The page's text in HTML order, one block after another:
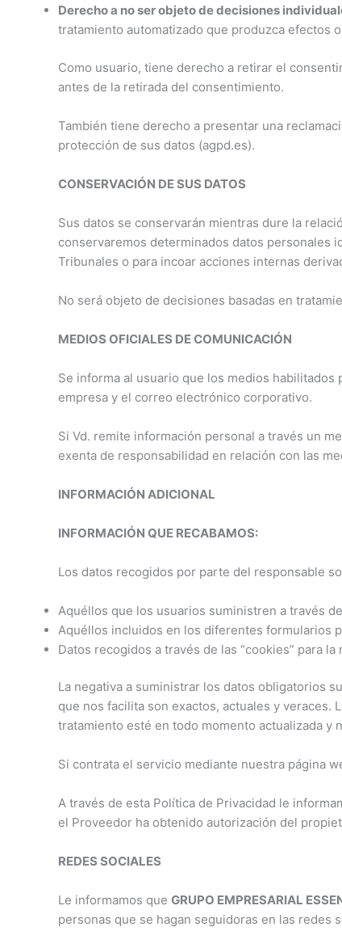
Derecho a no ser objeto de decisiones
tratamiento automatizado que produzca efectos
Como usuario, tiene derecho a retirar el
antes de la retirada del consentimiento.
También tiene derecho a presentar una
protección de sus datos (agpd.es).
CONSERVACIÓN DE SUS DATOS
Sus datos se conservarán mientras dure la
conservaremos determinados datos personales
Tribunales o para incoar acciones internas
No será objeto de decisiones basadas en
MEDIOS OFICIALES DE COMUNICACIÓN
Se informa al usuario que los medios
empresa y el correo electrónico corporativo.
Si Vd. remite información personal a través un
exenta de responsabilidad en relación con las
INFORMACIÓN ADICIONAL
INFORMACIÓN QUE RECABAMOS:
Los datos recogidos por parte del responsable
Aquéllos que los usuarios suministren a través
Aquéllos incluidos en los diferentes formularios
Datos recogidos a través de las “cookies” para
La negativa a suministrar los datos obligatorios
que nos facilita son exactos, actuales y veraces.
tratamiento esté en todo momento actualizada y
Si contrata el servicio mediante nuestra página
A través de esta Política de Privacidad le
el Proveedor ha obtenido autorización del
REDES SOCIALES
Le informamos que GRUPO EMPRESARIAL
personas que se hagan seguidoras en las redes